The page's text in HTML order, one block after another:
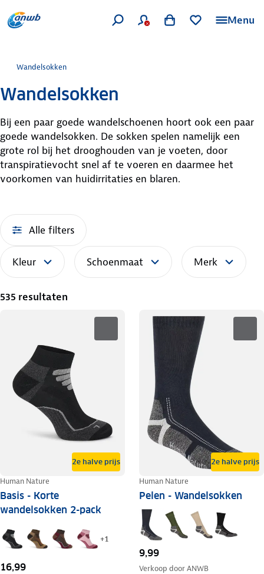
Menu
Wandelsokken
Wandelsokken
Bij een paar goede wandelschoenen hoort ook een paar
goede wandelsokken. De sokken spelen namelijk een
grote rol bij het drooghouden van je voeten, door
transpiratievocht snel af te voeren en daarmee het
voorkomen van huidirritaties en blaren.
Alle filters
Kleur Schoenmaat Merk
535 resultaten
2e halve prijs
Human Nature
Basis - Korte
wandelsokken 2-pack
+1
16,99
2e halve prijs
Human Nature
Pelen - Wandelsokken
9,99
Verkoop doorANWB